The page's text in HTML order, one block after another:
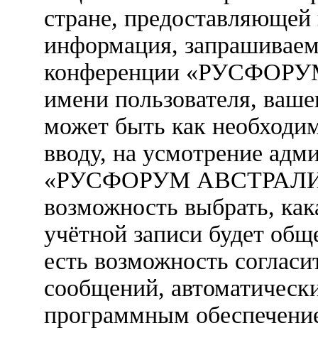
стране,
информация,
конференции
имени пользователя,
может быть как
вводу, на усмотрение
«РУСФОРУМ
возможность выбрать,
учётной записи будет
есть возможность
сообщений,
программным